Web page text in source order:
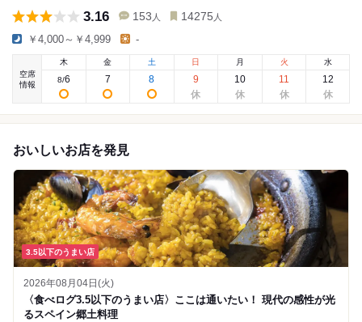
3.16 153 人 14275 人
￥4,000～￥4,999 -
空席
情報
木
8/6
金
7
土
8
日
9
月
10
火
11
水
12
おいしいお店を発見
3.5以下のうまい店
2026年08月04日(火)
〈食べログ3.5以下のうまい店〉ここは通いたい！ 現代の感性が光
るスペイン郷土料理